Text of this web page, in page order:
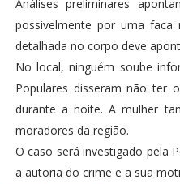
Análises preliminares
possivelmente por uma faca
detalhada no corpo deve
No local, ninguém soube
Populares disseram não ter
durante a noite. A mulher
moradores da região.
O caso será investigado pela
a autoria do crime e a sua